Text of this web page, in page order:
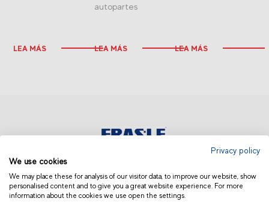
LEA MÁS
autopartes
LEA MÁS LEA MÁS
COLOMBIA
Privacy policy
We use cookies
We may place these for analysis of our visitor data, to improve our website, show
personalised content and to give you a great website experience. For more
information about the cookies we use open the settings.